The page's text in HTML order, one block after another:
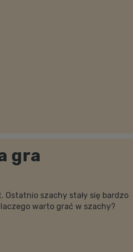
gra
szachy stały się bardzo
warto grać w szachy?